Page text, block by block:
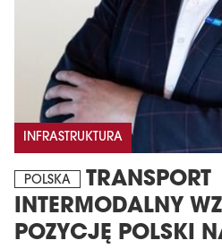
INFRASTRUKTURA
POLSKA
TRANSPORT
INTERMODALNY
POZYCJĘ POLSKI